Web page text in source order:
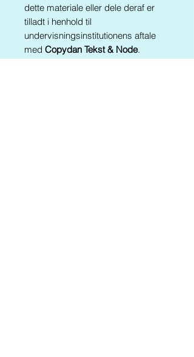
dette materiale eller dele deraf er
tilladt i henhold til
undervisningsinstitutionens aftale
med Copydan Tekst & Node.